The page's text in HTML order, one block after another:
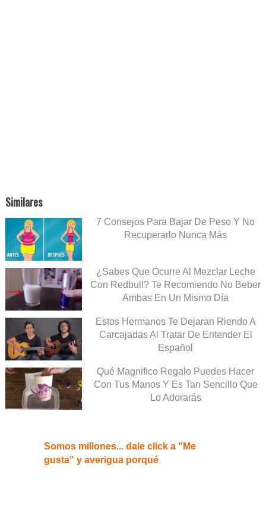
Similares
7 Consejos Para Bajar De Peso Y No
Recuperarlo Nunca Más
¿Sabes Que Ocurre Al Mezclar Leche
Con Redbull? Te Recomiendo No Beber
Ambas En Un Mismo Día
Estos Hermanos Te Dejaran Riendo A
Carcajadas Al Tratar De Entender El
Español
Qué Magnifico Regalo Puedes Hacer
Con Tus Manos Y Es Tan Sencillo Que
Lo Adorarás
Somos millones... dale click a "Me
gusta" y averigua porqué